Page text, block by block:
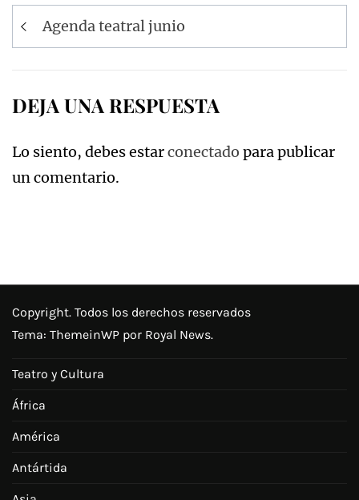
Navegación
de
Agenda teatral junio
DEJA UNA RESPUESTA
Lo siento, debes estarconectado para publicar
un comentario.
Copyright. Todos los derechos reservados
Tema: ThemeinWP por Royal News.
Teatro y Cultura
África
América
Antártida